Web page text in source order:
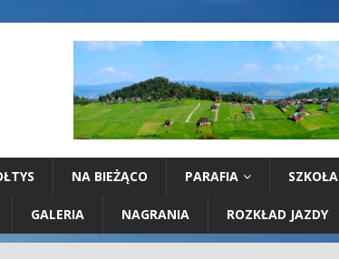
NA BIEŻĄCO PARAFIA SZKOŁA
GALERIA NAGRANIA ROZKŁAD JAZDY